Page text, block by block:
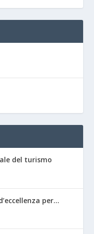
del turismo
per...